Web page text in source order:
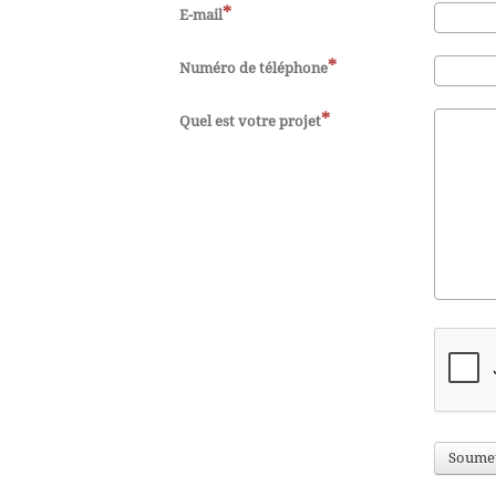
E-mail
Numéro de téléphone
Quel est votre projet